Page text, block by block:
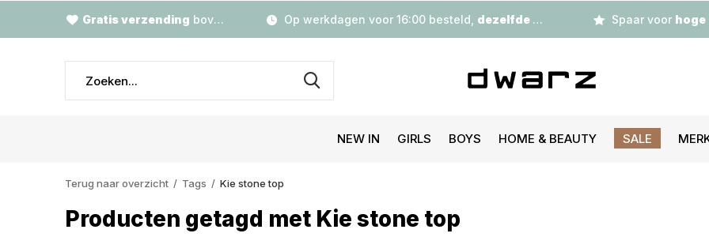
NEW IN GIRLS BOYS HOME & BEAUTY SALE
Gratis verzending boven €79,- Op werkdagen voor 16:00 besteld, dezelfde dag verzondenSpaar voor hoge korting
Terug naar overzicht Tags Kie stone top
Producten getagd met Kie stone top